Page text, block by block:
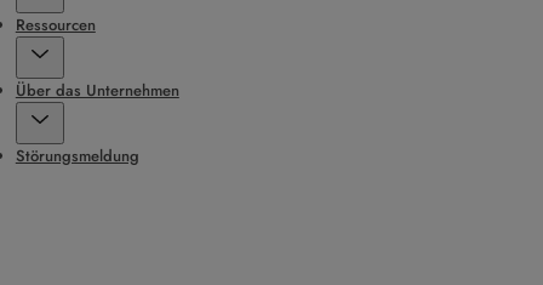
Ressourcen
Über das Unternehmen
Störungsmeldung